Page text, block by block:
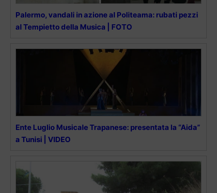
Palermo, vandali in azione al Politeama: rubati pezzi
al Tempietto della Musica | FOTO
Ente Luglio Musicale Trapanese: presentata la “Aida”
a Tunisi | VIDEO